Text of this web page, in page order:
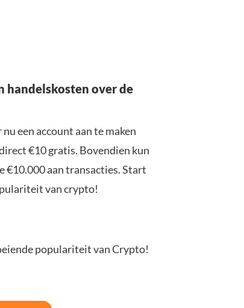
handelskosten over de
een account aan te maken
€10 gratis. Bovendien kun
€10.000 aan transacties. Start
van crypto!
populariteit van Crypto!